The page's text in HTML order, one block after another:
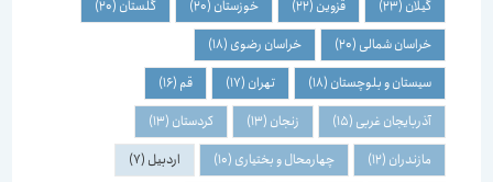
گیلان(23) قزوین(22) خوزستان(20) گلستان(20)
خراسان شمالی(20) خراسان رضوی(18)
سیستان و بلوچستان(18) تهران(17)
(16)
آذربایجان غربی(15) زنجان(13) کردستان(13)
مازندران(12) چهارمحال و بختیاری(10) اردبیل(7)